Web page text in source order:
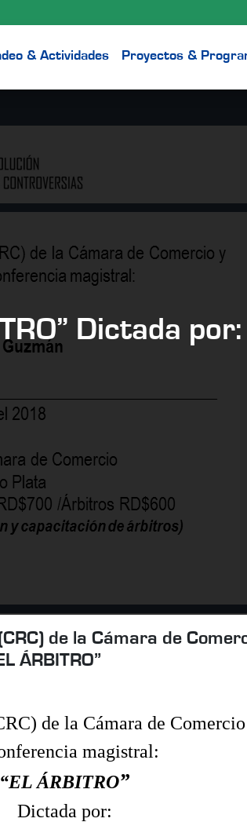
& Actividades Proyectos &
Dictada
de la Cámara de
ÁRBITRO”
de la Cámara de
magistral:
“EL ÁRBITRO”
Dictada por: